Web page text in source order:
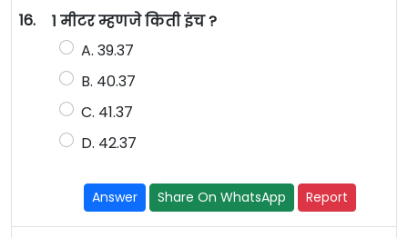
16.
1 मीटर म्हणजे किती इंच ?
A. 39.37
B. 40.37
C. 41.37
D. 42.37
Answer Share On WhatsApp Report